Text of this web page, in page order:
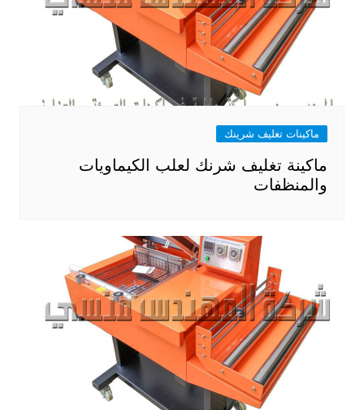
ماكينات تغليف شرينك
ماكينة تغليف شرنك لعلب الكيماويات
والمنظفات